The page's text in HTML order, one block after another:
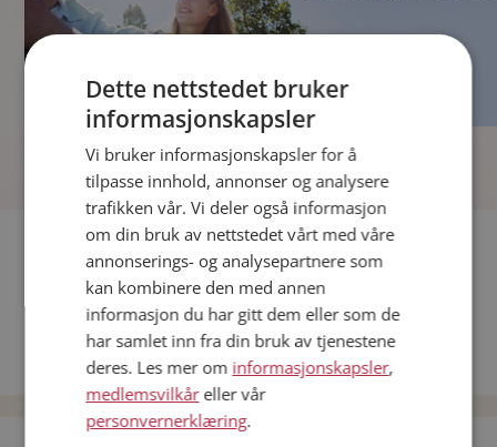
Fler single
Date menn i Norge
Date kvinner i Norge
Dette nettstedet bruker
informasjonskapsler
Vi bruker informasjonskapsler for å
tilpasse innhold, annonser og analysere
trafikken vår. Vi deler også informasjon
om din bruk av nettstedet vårt med våre
annonserings- og analysepartnere som
kan kombinere den med annen
informasjon du har gitt dem eller som de
har samlet inn fra din bruk av tjenestene
deres. Les mer om informasjonskapsler,
medlemsvilkåreller vår
personvernerklæring.